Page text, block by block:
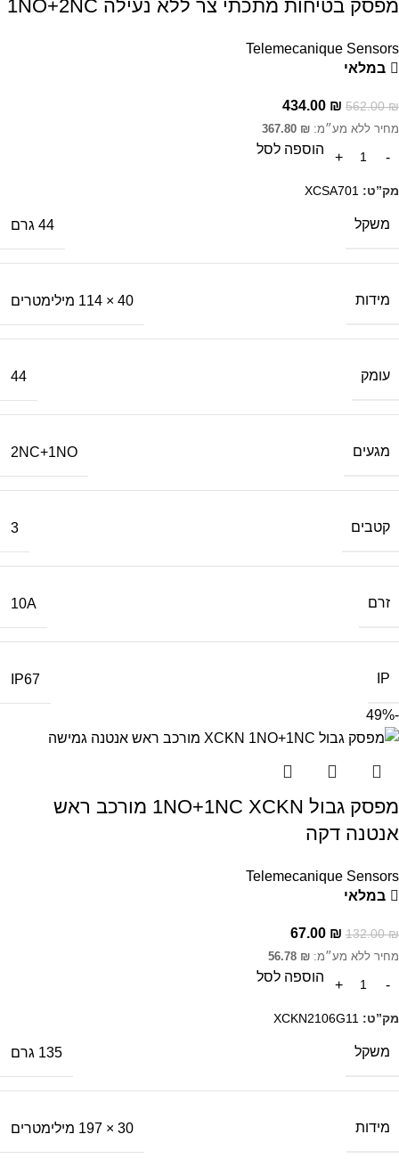
מפסק בטיחות מתכתי צר ללא נעילה 1NO+2NC
Telemecanique Sensors
במלאי
562.00₪
434.00 ₪
מחיר ללא מע״מ: 367.80 ₪
הוספה לסל
מק”ט: XCSA701
משקל 44 גרם
מידות 40 × 114 מילימטרים
עומק 44
מגעים 2NC+1NO
קטבים 3
זרם 10A
IP
IP67
-49%
מפסק גבול 1NO+1NC XCKN מורכב ראש
אנטנה דקה
Telemecanique Sensors
במלאי
132.00₪
67.00 ₪
מחיר ללא מע״מ: 56.78 ₪
הוספה לסל
מק”ט: XCKN2106G11
משקל 135 גרם
מידות 30 × 197 מילימטרים